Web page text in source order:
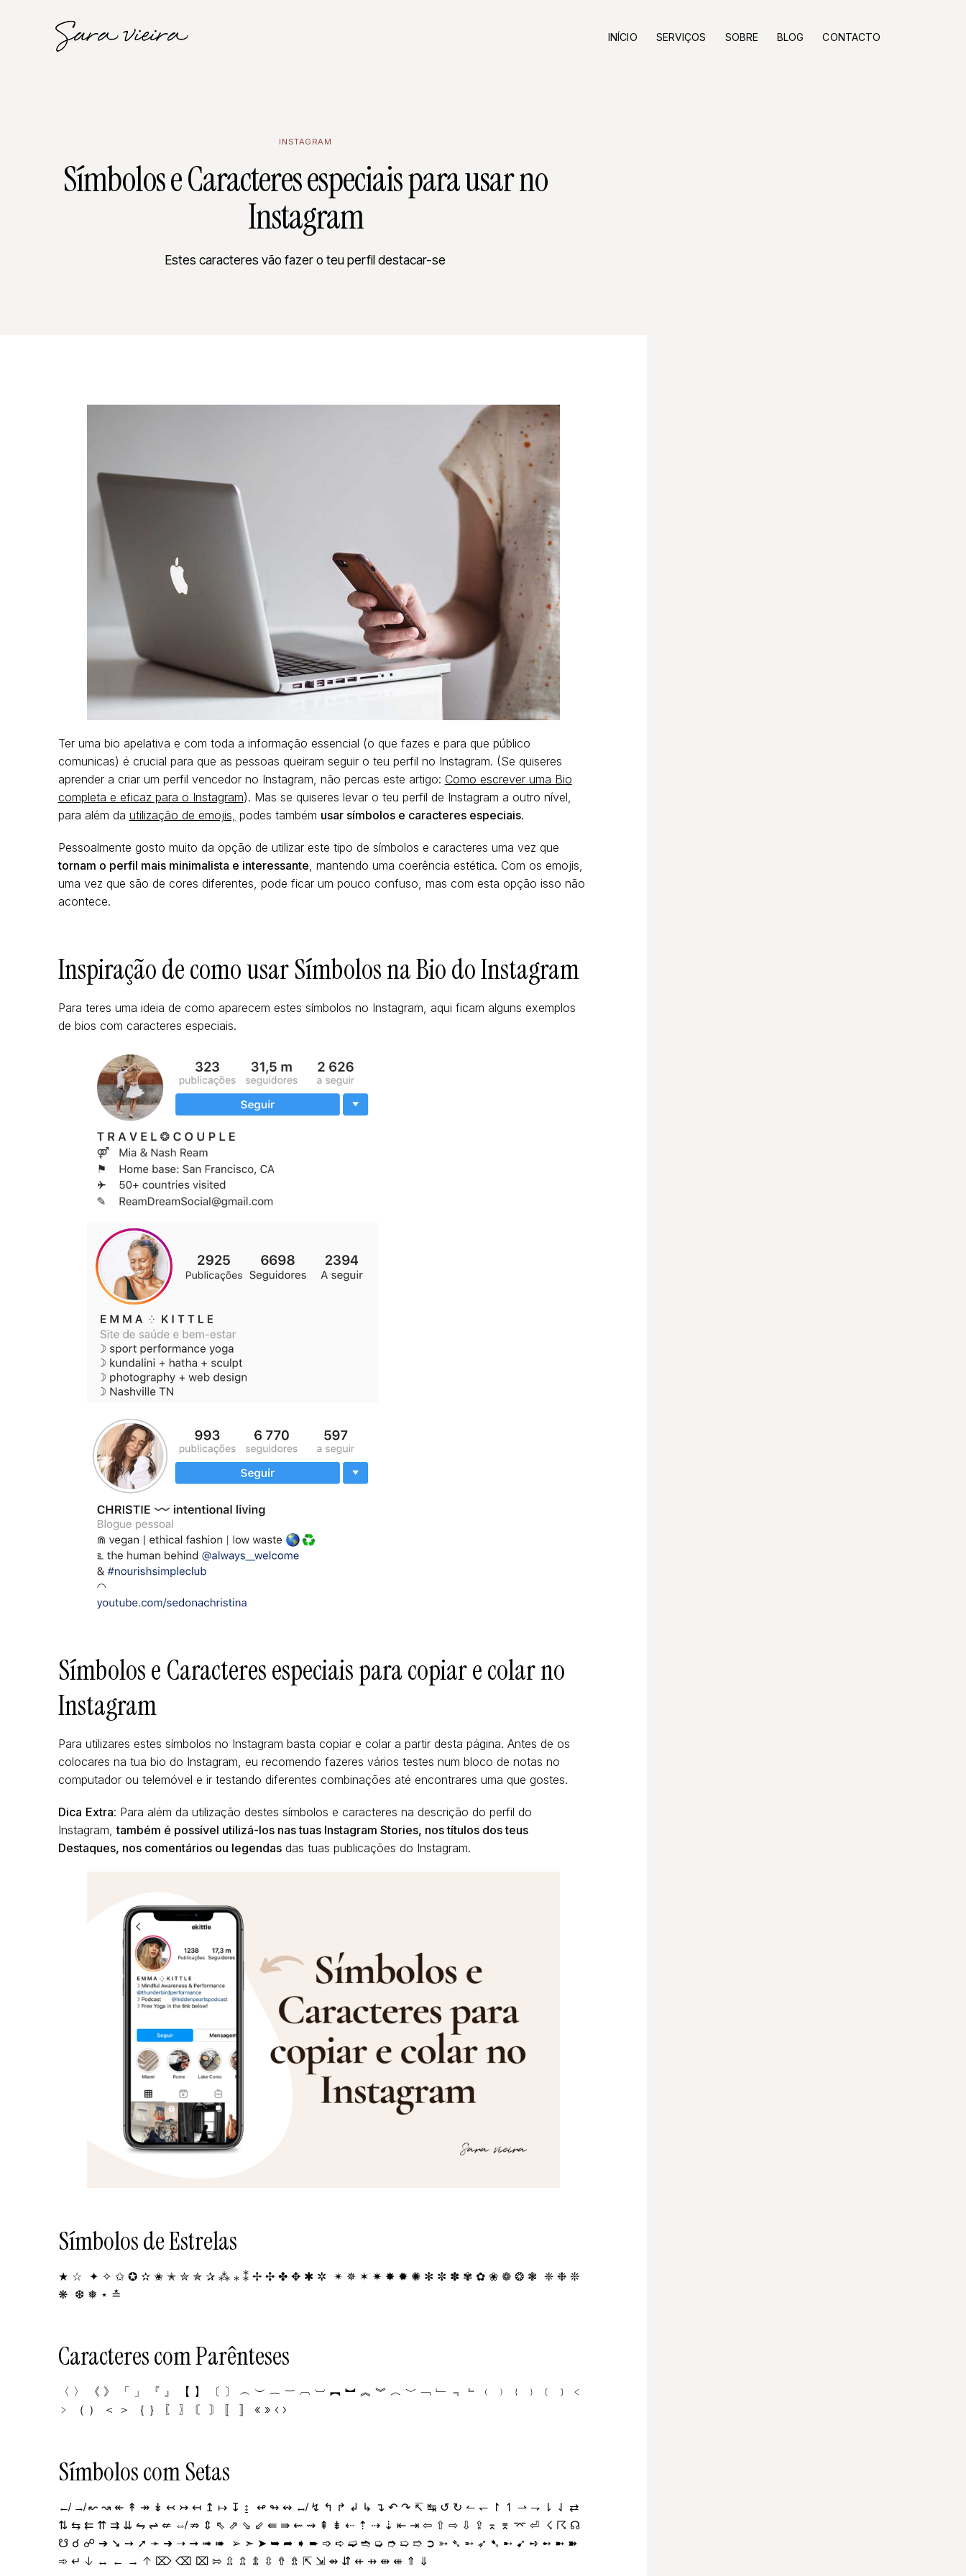
INÍCIO SERVIÇOS SOBRE BLOG CONTACTO
INSTAGRAM
Símbolos e Caracteres especiais para usar no
Instagram
Estes caracteres vão fazer o teu perfil destacar-se
Ter uma bio apelativa e com toda a informação essencial (o que fazes e para que público
comunicas) é crucial para que as pessoas queiram seguir o teu perfil no Instagram. (Se quiseres
aprender a criar um perfil vencedor no Instagram, não percas este artigo: Como escrever uma Bio
completa e eficaz para o Instagram). Mas se quiseres levar o teu perfil de Instagram a outro nível,
para além da utilização de emojis, podes também usar símbolos e caracteres especiais.
Pessoalmente gosto muito da opção de utilizar este tipo de símbolos e caracteres uma vez que
tornam o perfil mais minimalista e interessante, mantendo uma coerência estética. Com os emojis,
uma vez que são de cores diferentes, pode ficar um pouco confuso, mas com esta opção isso não
acontece.
Inspiração de como usar Símbolos na Bio do Instagram
Para teres uma ideia de como aparecem estes símbolos no Instagram, aqui ficam alguns exemplos
de bios com caracteres especiais.
Símbolos e Caracteres especiais para copiar e colar no
Instagram
Para utilizares estes símbolos no Instagram basta copiar e colar a partir desta página. Antes de os
colocares na tua bio do Instagram, eu recomendo fazeres vários testes num bloco de notas no
computador ou telemóvel e ir testando diferentes combinações até encontrares uma que gostes.
Dica Extra: Para além da utilização destes símbolos e caracteres na descrição do perfil do
Instagram,também é possível utilizá-los nas tuas Instagram Stories, nos títulos dos teus
Destaques, nos comentários ou legendasdas tuas publicações do Instagram.
Símbolos de Estrelas
★ ☆ ✦ ✧ ✩ ✪ ✫ ✬ ✭ ✮ ✯ ✰ ⁂ ⁎ ⁑ ✢ ✣ ✤ ✥ ✱ ✲ ✴ ✵ ✶ ✷ ✸ ✹ ✺ ✻ ✼ ✽ ✾ ✿ ❀ ❁ ❂ ❃ ❈ ❉ ❊
❋ ❆ ❅ ⋆ ≛
Caracteres com Parênteses
〈 〉 《 》 「 」 『 』 【 】 〔 〕 ︵ ︶ ︷ ︸ ︹ ︺ ︻ ︼ ︽ ︾ ︿ ﹀ ﹁ ﹂ ﹃ ﹄ ﹙ ﹚ ﹛ ﹜ ﹝ ﹞ ﹤
﹥ （ ） ＜ ＞ ｛ ｝ 〖 〗 〘 〙 〚 〛 « » ‹ ›
Símbolos com Setas
↚ ↛ ↜ ↝ ↞ ↟ ↠ ↡ ↢ ↣ ↤ ↥ ↦ ↧ ↨ ↫ ↬ ↭ ↮ ↯ ↰ ↱ ↲ ↳ ↴ ↶ ↷ ↸ ↹ ↺ ↻ ↼ ↽ ↾ ↿ ⇀ ⇁ ⇂ ⇃ ⇄
⇅ ⇆ ⇇ ⇈ ⇉ ⇊ ⇋ ⇌ ⇍ ⇎ ⇏ ⇕ ⇖ ⇗ ⇘ ⇙ ⇚ ⇛ ⇜ ⇝ ⇞ ⇟ ⇠ ⇡ ⇢ ⇣ ⇤ ⇥ ⇦ ⇧ ⇨ ⇩ ⇪ ⌅ ⌆ ⌤ ⏎ ☇ ☈ ☊
☋ ☌ ☍ ➔ ➘ ➙ ➚ ➛ ➜ ➝ ➞ ➟ ➠ ➢ ➣ ➤ ➥ ➦ ➧ ➨ ➩ ➪ ➫ ➬ ➭ ➮ ➯ ➱ ➲ ➳ ➴ ➵ ➶ ➷ ➸ ➹ ➺ ➻ ➼ ➽
➾ ↵ ↓ ↔ ← → ↑ ⌦ ⌫ ⌧ ⇰ ⇫ ⇬ ⇭ ⇳ ⇮ ⇯ ⇱ ⇲ ⇴ ⇵ ⇷ ⇸ ⇹ ⇺ ⇑ ⇓